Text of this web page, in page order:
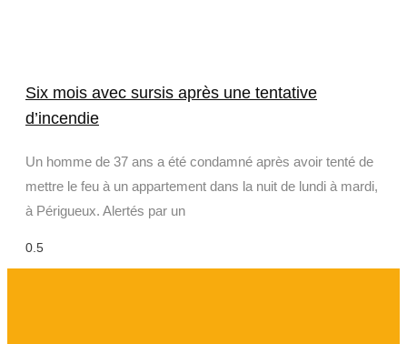
Six mois avec sursis après une tentative
d’incendie
Un homme de 37 ans a été condamné après avoir tenté de
mettre le feu à un appartement dans la nuit de lundi à mardi,
à Périgueux. Alertés par un